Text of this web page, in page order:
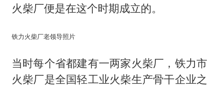
火柴厂便是在这个时期成立的。
铁力火柴厂老领导照片
当时每个省都建有一两家火柴厂，铁力市
火柴厂是全国轻工业火柴生产骨干企业之